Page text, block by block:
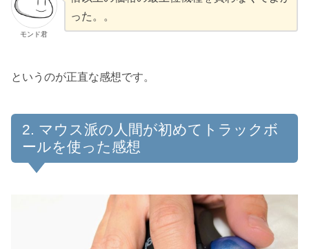
モンド君
った。。
というのが正直な感想です。
マウス派の人間が初めてトラックボ
ールを使った感想